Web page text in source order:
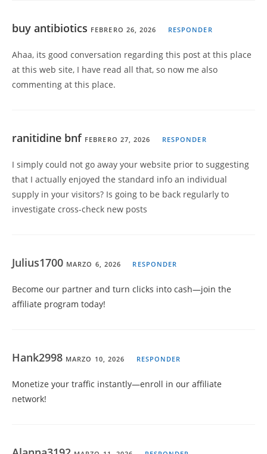
buy antibiotics FEBRERO 26, 2026 RESPONDER
Ahaa, its good conversation regarding this post at this place
at this web site, I have read all that, so now me also
commenting at this place.
ranitidine bnf FEBRERO 27, 2026 RESPONDER
I simply could not go away your website prior to suggesting
that I actually enjoyed the standard info an individual
supply in your visitors? Is going to be back regularly to
investigate cross-check new posts
Julius1700 MARZO 6, 2026 RESPONDER
Become our partner and turn clicks into cash—join the
affiliate program today!
Hank2998 MARZO 10, 2026 RESPONDER
Monetize your traffic instantly—enroll in our affiliate
network!